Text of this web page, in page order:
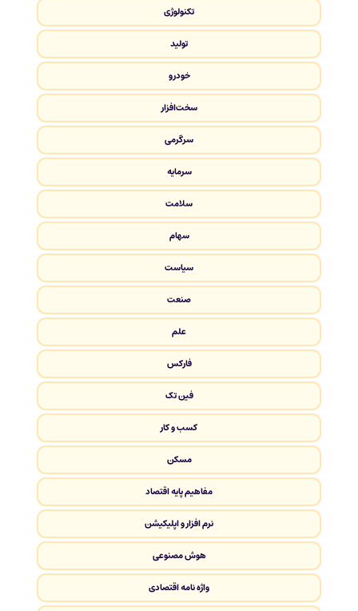
تکنولوژی
تولید
خودرو
سخت‌افزار
سرگرمی
سرمایه
سلامت
سهام
سیاست
صنعت
علم
فارکس
فین تک
کسب و کار
مسکن
مفاهیم پایه اقتصاد
نرم افزار و اپلیکیشن
هوش مصنوعی
واژه نامه اقتصادی